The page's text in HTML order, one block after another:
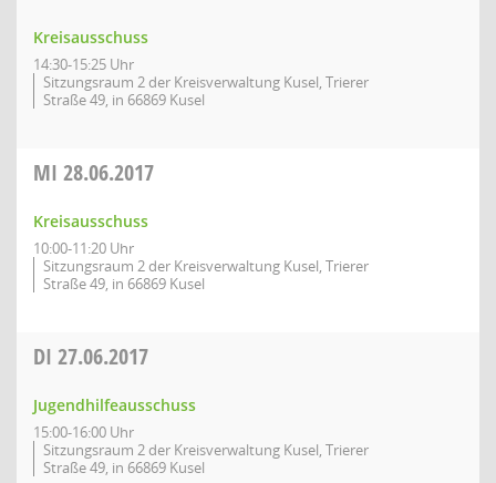
Kreisausschuss
14:30-15:25 Uhr
Sitzungsraum 2 der Kreisverwaltung Kusel, Trierer
Straße 49, in 66869 Kusel
MI 28.06.2017
Kreisausschuss
10:00-11:20 Uhr
Sitzungsraum 2 der Kreisverwaltung Kusel, Trierer
Straße 49, in 66869 Kusel
DI 27.06.2017
Jugendhilfeausschuss
15:00-16:00 Uhr
Sitzungsraum 2 der Kreisverwaltung Kusel, Trierer
Straße 49, in 66869 Kusel